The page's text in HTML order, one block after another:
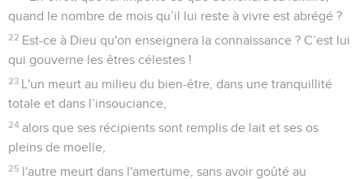
quand le nombre de mois qu’il lui reste à vivre est abrégé ?
22 Est-ce à Dieu qu'on enseignera la connaissance ? C’est lui
qui gouverne les êtres célestes !
23 L'un meurt au milieu du bien-être, dans une tranquillité
totale et dans l’insouciance,
24 alors que ses récipients sont remplis de lait et ses os
pleins de moelle,
25 l'autre meurt dans l'amertume, sans avoir goûté au